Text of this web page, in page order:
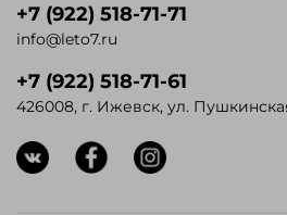
+7 (922) 518-71-71
info@leto7.ru
+7 (922) 518-71-61
426008, г. Ижевск, ул.